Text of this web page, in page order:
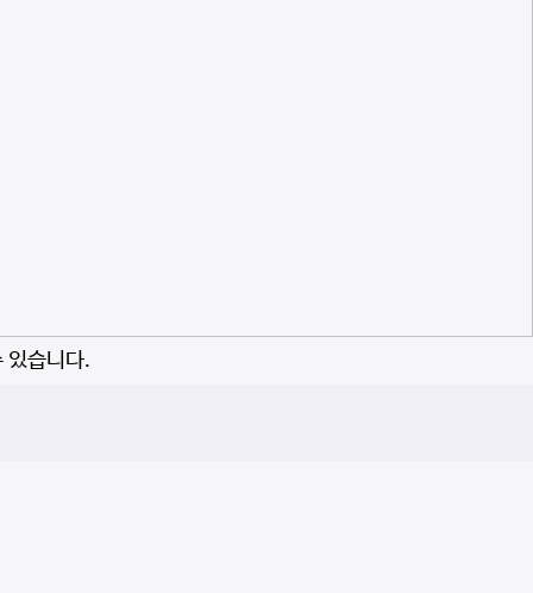
있습니다.